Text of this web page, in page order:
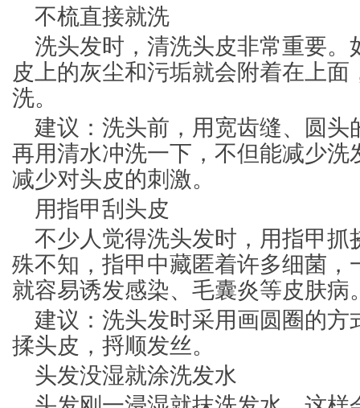
不梳直接就洗
洗头发时，清洗头皮非常重要。
皮上的灰尘和污垢就会附着在上面
洗。
建议：洗头前，用宽齿缝、圆头
再用清水冲洗一下，不但能减少洗
减少对头皮的刺激。
用指甲刮头皮
不少人觉得洗头发时，用指甲抓
殊不知，指甲中藏匿着许多细菌，
就容易诱发感染、毛囊炎等皮肤病
建议：洗头发时采用画圆圈的方
揉头皮，捋顺发丝。
头发没湿就涂洗发水